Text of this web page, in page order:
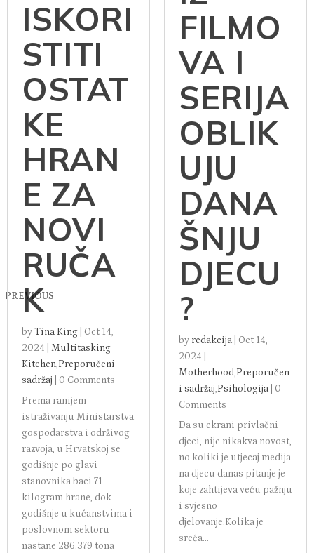
PREVIOUS
ISKORI
STITI
OSTAT
KE
HRAN
E ZA
NOVI
RUČA
K
byTina King
Oct 14,
2024
Multitasking
Kitchen,Preporučeni
sadržaj
0 Comments
Prema ranijem
istraživanju Ministarstva
gospodarstva i održivog
razvoja, u Hrvatskoj se
godišnje po glavi
stanovnika baci 71
kilogram hrane, dok
godišnje u kućanstvima i
poslovnom sektoru
nastane 286.379 tona
FILMO
VA I
SERIJA
OBLIK
UJU
DANA
ŠNJU
DJECU
?
by redakcija
Oct 14,
2024
Motherhood,Preporučen
i sadržaj,Psihologija
0
Comments
Da su ekrani privlačni
djeci, nije nikakva novost,
no koliki je utjecaj medija
na djecu danas pitanje je
koje zahtijeva veću pažnju
i svjesno
djelovanje.Kolika je
sreća...